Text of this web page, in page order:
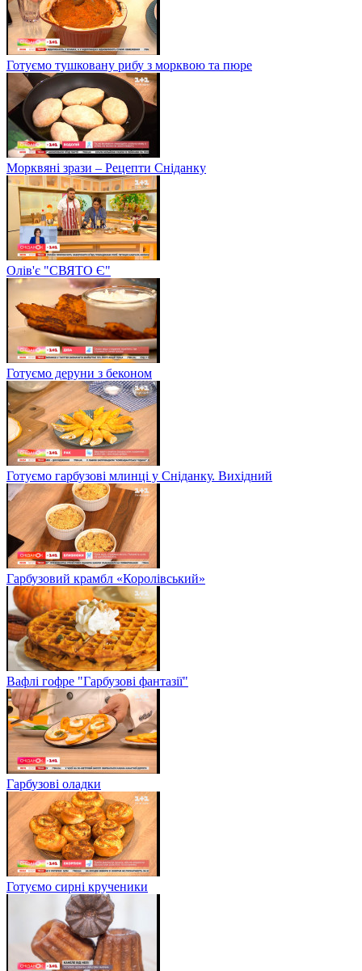
Готуємо тушковану рибу з морквою та пюре
Морквяні зрази – Рецепти Сніданку
Олів'є "СВЯТО Є"
Готуємо деруни з беконом
Готуємо гарбузові млинці у Сніданку. Вихідний
Гарбузовий крамбл «Королівський»
Вафлі гофре "Гарбузові фантазії"
Гарбузові оладки
Готуємо сирні крученики